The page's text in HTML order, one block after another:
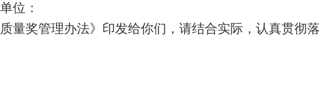
位：
质量奖管理办法》印发给你们，请结合实际，认真贯彻落